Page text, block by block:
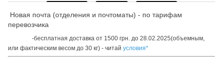
Новая почта (отделения и почтоматы) - по тарифам
перевозчика
-бесплатная доставка от 1500 грн. до 28.02.2025(объемным,
или фактическим весом до 30 кг) - читай условия*